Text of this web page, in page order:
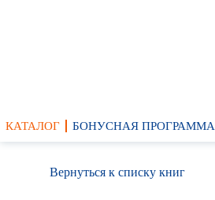
КАТАЛОГ БОНУСНАЯ ПРОГРАММА
Вернуться к списку книг